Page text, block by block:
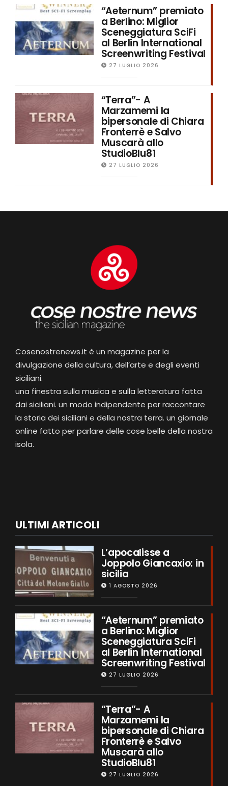
“Aeternum” premiato
a Berlino: Miglior
Sceneggiatura SciFi
al Berlin International
Screenwriting Festival
27 LUGLIO 2026
“Terra”- A
Marzamemi la
bipersonale di Chiara
Fronterrè e Salvo
Muscarà allo
StudioBlu81
27 LUGLIO 2026
Cosenostrenews.it è un magazine per la
divulgazione della cultura, dell’arte e degli eventi
siciliani.
una finestra sulla musica e sulla letteratura fatta
dai siciliani. un modo indipendente per raccontare
la storia dei siciliani e della nostra terra. un giornale
online fatto per parlare delle cose belle della nostra
isola.
ULTIMI ARTICOLI
L’apocalisse a
Joppolo Giancaxio: in
sicilia
1 AGOSTO 2026
“Aeternum” premiato
a Berlino: Miglior
Sceneggiatura SciFi
al Berlin International
Screenwriting Festival
27 LUGLIO 2026
“Terra”- A
Marzamemi la
bipersonale di Chiara
Fronterrè e Salvo
Muscarà allo
StudioBlu81
27 LUGLIO 2026